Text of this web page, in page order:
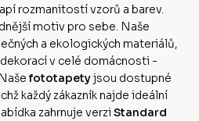
rozmanitostí vzorů a barev.
motiv pro sebe. Naše
a ekologických materiálů,
v celé domácnosti -
fototapetyjsou dostupné
každý zákazník najde ideální
zahrnuje verzi Standard